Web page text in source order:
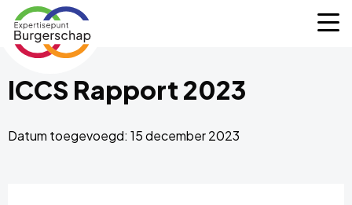
Expertisepunt
Burgerschap
ICCS Rapport 2023
Datum toegevoegd: 15 december 2023